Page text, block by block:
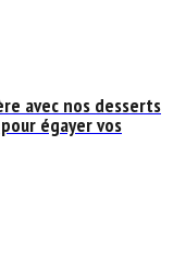
avec nos desserts
égayer vos